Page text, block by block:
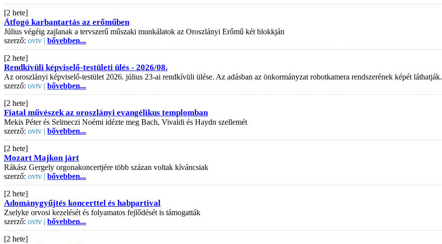
[2 hete]
Átfogó karbantartás az erőműben
Július végéig zajlanak a tervszerű műszaki munkálatok az Oroszlányi Erőmű két blokkján
szerző: ovtv | bővebben...
[2 hete]
Rendkívüli képviselő-testületi ülés - 2026/08.
Az oroszlányi képviselő-testület 2026. július 23-ai rendkívüli ülése. Az adásban az önkormányzat robotkamera rendszerének képét láthatják.
szerző: ovtv | bővebben...
[2 hete]
Fiatal művészek az oroszlányi evangélikus templomban
Mekis Péter és Selmeczi Noémi idézte meg Bach, Vivaldi és Haydn szellemét
szerző: ovtv | bővebben...
[2 hete]
Mozart Majkon járt
Rákász Gergely orgonakoncertjére több százan voltak kíváncsiak
szerző: ovtv | bővebben...
[2 hete]
Adománygyűjtés koncerttel és habpartival
Zselyke orvosi kezelését és folyamatos fejlődését is támogatták
szerző: ovtv | bővebben...
[2 hete]